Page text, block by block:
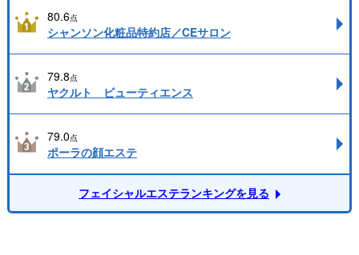
80.6点
シャンソン化粧品特約店／CEサロン
79.8点
ヤクルト ビューティエンス
79.0点
ポーラの顔エステ
フェイシャルエステランキングを見る